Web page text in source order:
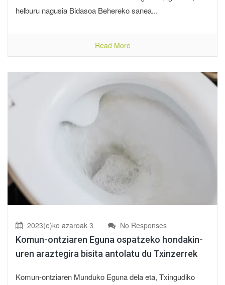
helburu nagusia Bidasoa Behereko sanea...
Read More
2023(e)ko azaroak 3 No Responses
Komun-ontziaren Eguna ospatzeko hondakin-
uren araztegira bisita antolatu du Txinzerrek
Komun-ontziaren Munduko Eguna dela eta, Txingudiko